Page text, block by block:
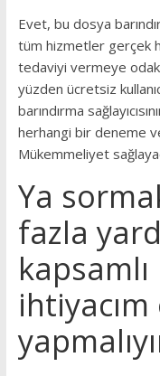
Evet, bu dosya
tüm hizmetler gerçek
tedaviyi vermeye
yüzden ücretsiz
barındırma
herhangi bir deneme
Mükemmeliyet
Ya
fazla